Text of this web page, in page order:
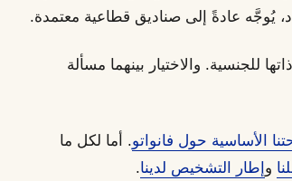
يُوجَّه عادةً إلى صناديق قطاعية معتمدة.
للجنسية. والاختيار بينهما مسألة
الأساسية حول فانواتو. أما لكل ما
و إطار التشخيص لدينا.